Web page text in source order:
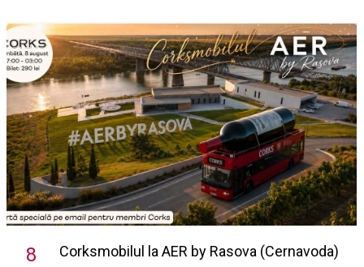
8 Corksmobilul la AER by Rasova (Cernavoda)